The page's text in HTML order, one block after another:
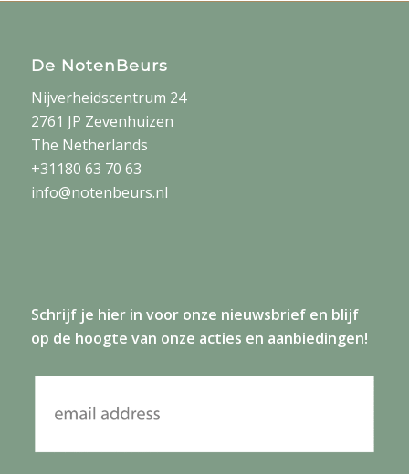
De NotenBeurs
Nijverheidscentrum 24
2761 JP Zevenhuizen
The Netherlands
+31180 63 70 63
info@notenbeurs.nl
Schrijf je hierin voor onze nieuwsbrief en blijf
op de hoogte van onze acties en aanbiedingen!